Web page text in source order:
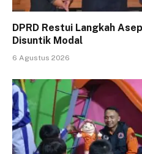
DPRD Restui Langkah
Disuntik Modal
6 Agustus 2026